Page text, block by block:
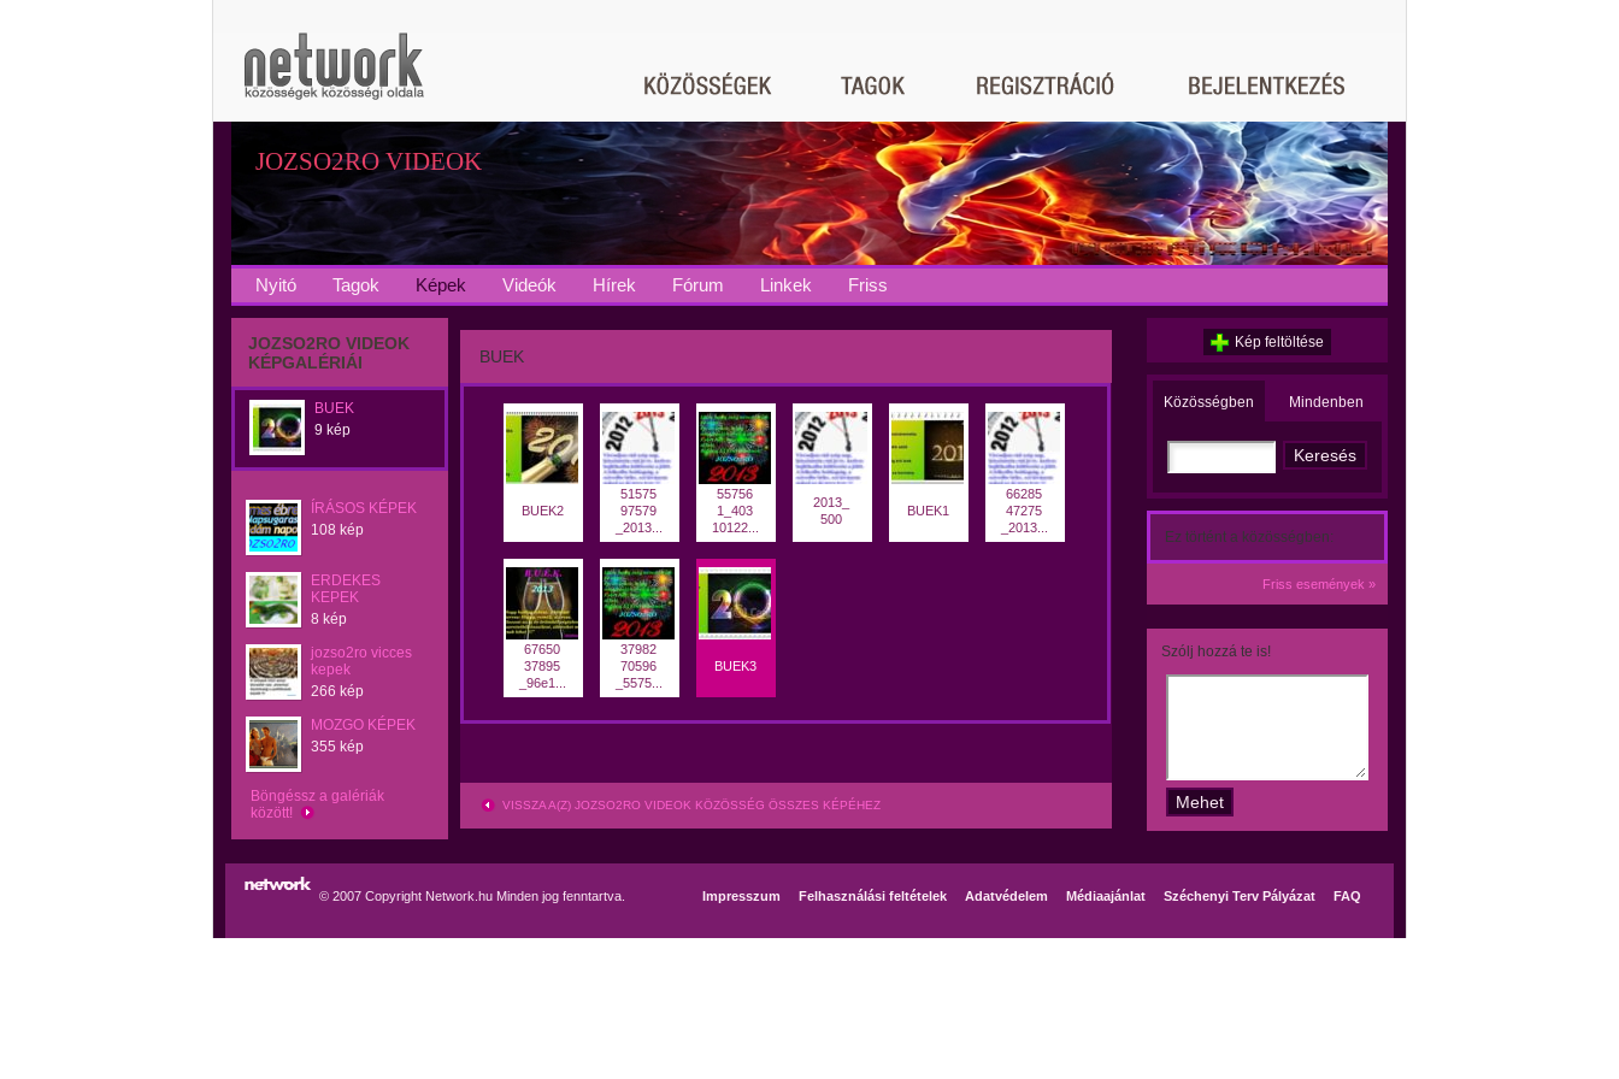
JOZSO2RO VIDEOK
Nyitó Tagok Képek Videók Hírek Fórum Linkek Friss
JOZSO2RO VIDEOK
KÉPGALÉRIÁI
BUEK
9 kép
ÍRÁSOS KÉPEK
108 kép
ERDEKES
KEPEK
8 kép
jozso2ro vicces
kepek
266 kép
MOZGO KÉPEK
355 kép
Böngéssz a galériák
között!
BUEK
BUEK2
51575
97579
_2013...
55756
1_403
10122...
2013_
500
BUEK1
66285
47275
_2013...
67650
37895
_96e1...
37982
70596
_5575...
BUEK3
VISSZA A(Z) JOZSO2RO VIDEOK KÖZÖSSÉG ÖSSZES KÉPÉHEZ
Kép feltöltése
Közösségben Mindenben
Ez történt a közösségben:
Friss események »
Szólj hozzá te is!
© 2007 Copyright Network.hu Minden jog fenntartva. Impresszum Felhasználási feltételek Adatvédelem Médiaajánlat Széchenyi Terv Pályázat FAQ